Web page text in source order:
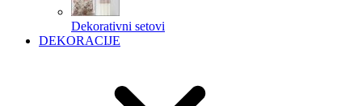
Dekorativni setovi
DEKORACIJE